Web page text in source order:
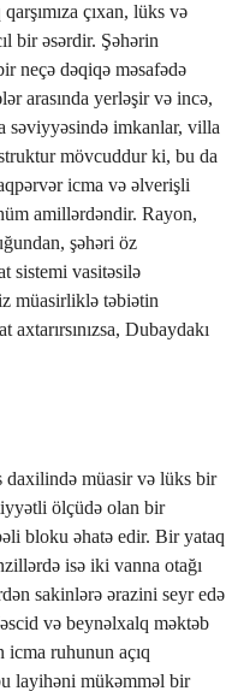
çıxan, lüks və
bir əsərdir. Şəhərin
neçə dəqiqə məsafədə
arasında yerləşir və incə,
səviyyəsində imkanlar, villa
mövcuddur ki, bu da
icma və əlverişli
amillərdəndir. Rayon,
şəhəri öz
sistemi vasitəsilə
müasirliklə təbiətin
axtarırsınızsa, Dubaydakı
müasir və lüks bir
ölçüdə olan bir
bloku əhatə edir. Bir yataq
isə iki vanna otağı
sakinlərə ərazini seyr edə
və beynəlxalq məktəb
ruhunun açıq
layihəni mükəmməl bir